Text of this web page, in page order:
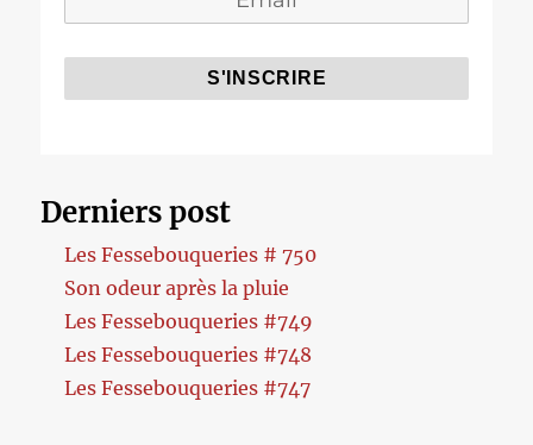
Derniers post
Les Fessebouqueries # 750
Son odeur après la pluie
Les Fessebouqueries #749
Les Fessebouqueries #748
Les Fessebouqueries #747